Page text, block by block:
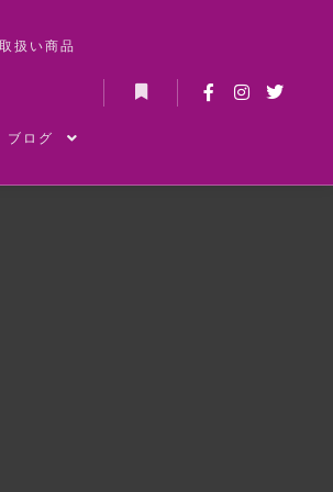
取扱い商品
ブログ